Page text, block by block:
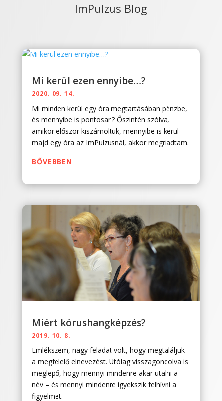
ImPulzus Blog
Mi kerül ezen ennyibe…?
2020. 09. 14.
Mi minden kerül egy óra megtartásában pénzbe,
és mennyibe is pontosan? Őszintén szólva,
amikor először kiszámoltuk, mennyibe is kerül
majd egy óra az ImPulzusnál, akkor megriadtam.
BŐVEBBEN
Miért kórushangképzés?
2019. 10. 8.
Emlékszem, nagy feladat volt, hogy megtaláljuk
a megfelelő elnevezést. Utólag visszagondolva is
meglepő, hogy mennyi mindenre akar utalni a
név – és mennyi mindenre igyekszik felhívni a
figyelmet.